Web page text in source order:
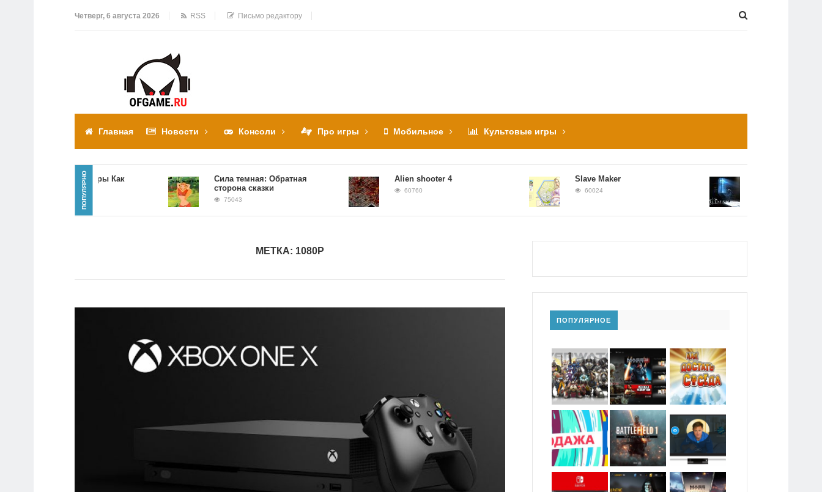
Четверг, 6 августа 2026 RSS Письмо редактору
Главная Новости Консоли Про игры Мобильное Культовые игры
ПОПУЛЯРНО
Прохождение игры Как
Сила темная: Обратная
сторона сказки
75043
Alien shooter 4
60760
Slave Maker
60024
Прохождение
Contracts
МЕТКА: 1080P
ПОПУЛЯРНОЕ